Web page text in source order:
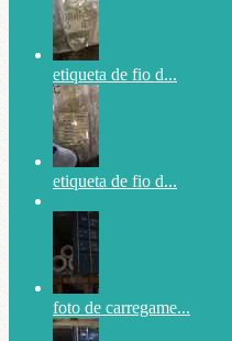
etiqueta de fio d...
etiqueta de fio d...
foto de carregame...